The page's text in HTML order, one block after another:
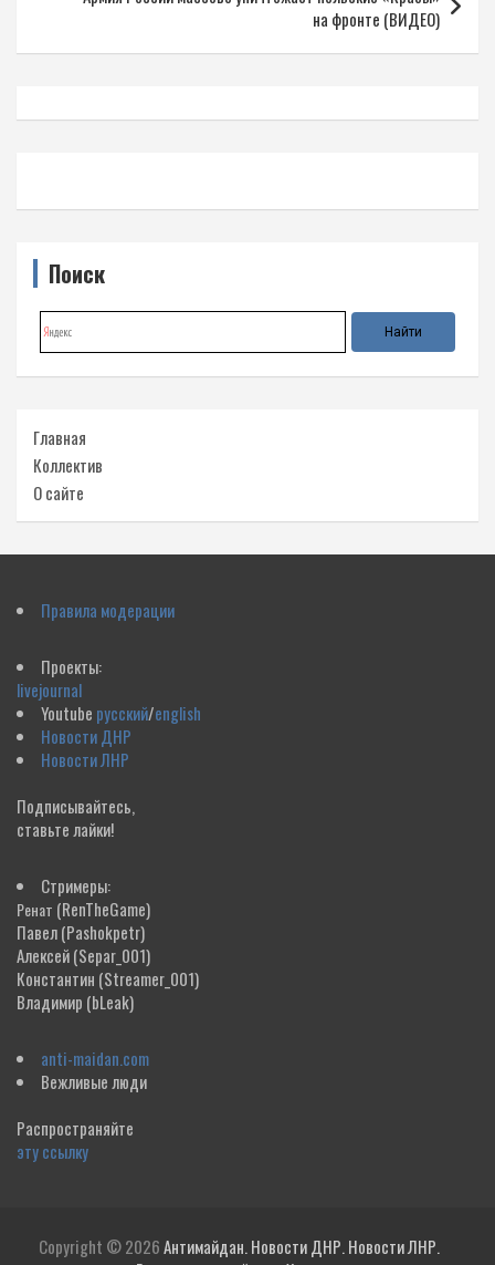
на фронте (ВИДЕО)
Поиск
Главная
Коллектив
О сайте
Правила модерации
Проекты:
livejournal
Youtube русский/english
Новости ДНР
Новости ЛНР
Подписывайтесь,
ставьте лайки!
Стримеры:
Ренат (RenTheGame)
Павел(Pashokpetr)
Алексей(Separ_001)
Константин (Streamer_001)
Владимир (bLeak)
anti-maidan.com
Вежливые люди
Распространяйте
эту ссылку
Copyright © 2026Антимайдан. Новости ДНР. Новости ЛНР.